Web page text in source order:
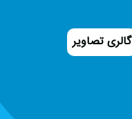
گالری تصاویر